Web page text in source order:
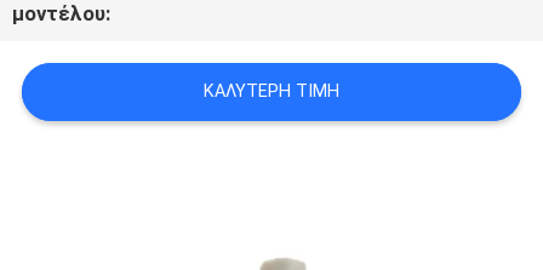
ΓΎΡΟΣ
ΕΡΓΟΣΤΑΣΊΩΝ
μοντέλου:
ΚΑΛΎΤΕΡΗ ΤΙΜΉ